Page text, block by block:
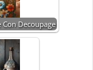
Decoupage